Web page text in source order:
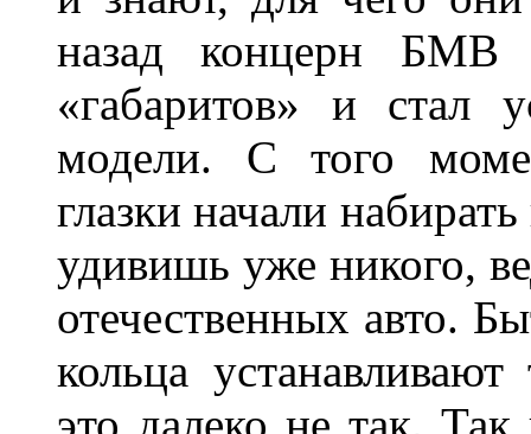
назад концерн БМВ
«габаритов» и стал
модели. С того
глазки начали
удивишь уже никого,
отечественных авто.
кольца